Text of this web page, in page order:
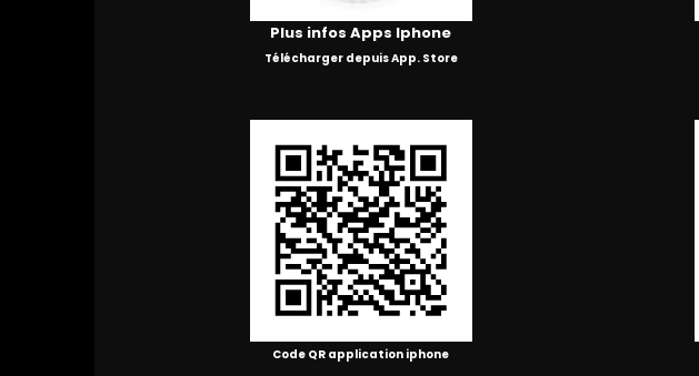
Plus infos Apps Iphone
Télécharger depuis App. Store
Code QR application iphone